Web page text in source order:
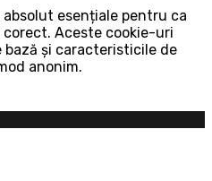
esențiale pentru ca
Aceste cookie-uri
și caracteristicile de
anonim.